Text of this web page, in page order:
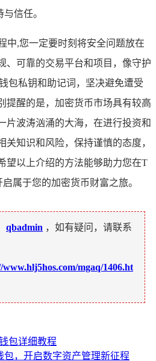
信任。
中,您一定要时刻将安全问题放在
、可靠的交易平台和项目，像守护
包私钥和助记词，坚决避免遭受
提醒的是，加密货币市场具有较高
片波涛汹涌的大海，在进行投资和
关知识和风险，保持谨慎的态度，
望以上介绍的方法能够助力您在T
属于您的加密货币财富之旅。
qbadmin ，如有疑问，请联系
www.hlj5hos.com/mgaq/1406.ht
包详细教程
包，开启数字资产管理新征程